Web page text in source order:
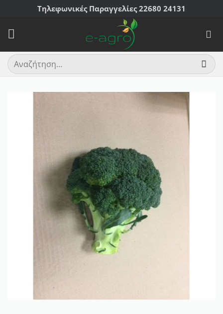
Μετάβαση
περιεχόμενο
Τηλεφωνικές Παραγγελίες 22680 24131
Αναζήτηση
για: